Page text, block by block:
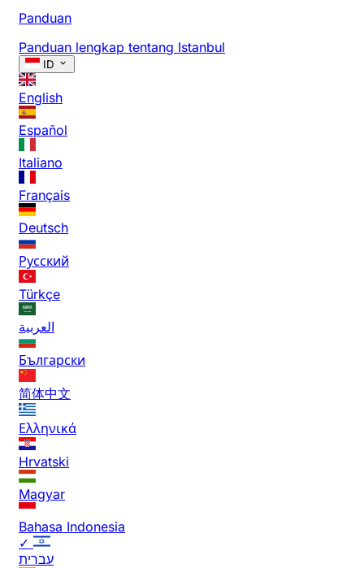
Panduan
Panduan lengkap tentang Istanbul
ID
English
Español
Italiano
Français
Deutsch
Русский
Türkçe
العربية
Български
简体中文
Ελληνικά
Hrvatski
Magyar
Bahasa Indonesia
✓
עברית